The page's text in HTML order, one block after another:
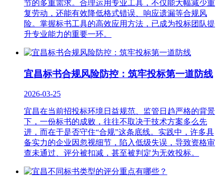
节的多重需求。合理运用专业工具，不仅能大幅减少重
复劳动，还能有效降低格式错误、响应遗漏等合规风
险。掌握标书工具的高效应用方法，已成为投标团队提
升专业能力的重要一环。
宜昌标书合规风险防控：筑牢投标第一道防线
2026-03-25
宜昌在当前招投标环境日益规范、监管日趋严格的背景
下，一份标书的成败，往往不取决于技术方案多么先
进，而在于是否守住“合规”这条底线。实践中，许多具
备实力的企业因忽视细节，陷入低级失误，导致资格审
查未通过、评分被扣减，甚至被判定为无效投标。